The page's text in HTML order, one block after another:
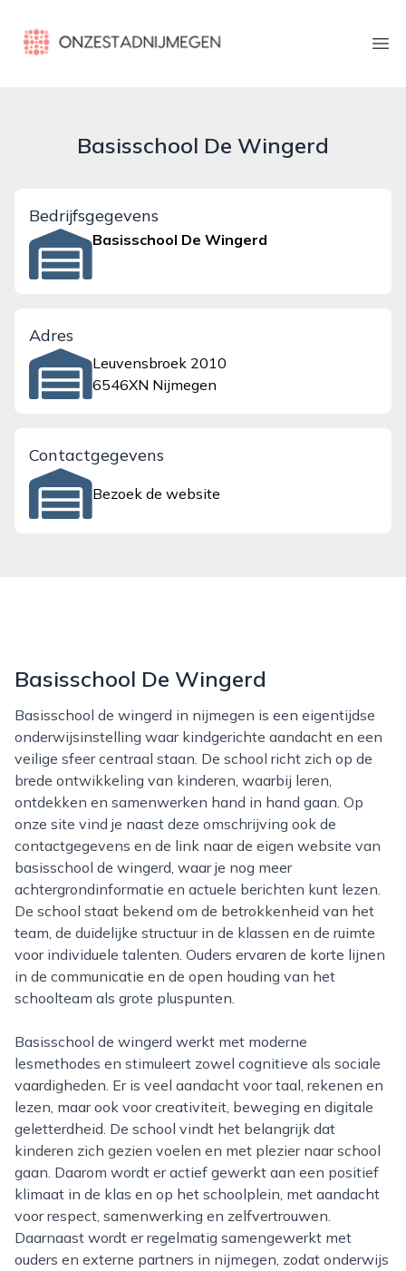
onzestadnijmegen.nl
Basisschool De Wingerd
Bedrijfsgegevens
Basisschool De Wingerd
Adres
Leuvensbroek 2010
6546XN Nijmegen
Contactgegevens
Bezoek de website
Basisschool De Wingerd
Basisschool de wingerd in nijmegen is een eigentijdse
onderwijsinstelling waar kindgerichte aandacht en een
veilige sfeer centraal staan. De school richt zich op de
brede ontwikkeling van kinderen, waarbij leren,
ontdekken en samenwerken hand in hand gaan. Op
onze site vind je naast deze omschrijving ook de
contactgegevens en de link naar de eigen website van
basisschool de wingerd, waar je nog meer
achtergrondinformatie en actuele berichten kunt lezen.
De school staat bekend om de betrokkenheid van het
team, de duidelijke structuur in de klassen en de ruimte
voor individuele talenten. Ouders ervaren de korte lijnen
in de communicatie en de open houding van het
schoolteam als grote pluspunten.
Basisschool de wingerd werkt met moderne
lesmethodes en stimuleert zowel cognitieve als sociale
vaardigheden. Er is veel aandacht voor taal, rekenen en
lezen, maar ook voor creativiteit, beweging en digitale
geletterdheid. De school vindt het belangrijk dat
kinderen zich gezien voelen en met plezier naar school
gaan. Daarom wordt er actief gewerkt aan een positief
klimaat in de klas en op het schoolplein, met aandacht
voor respect, samenwerking en zelfvertrouwen.
Daarnaast wordt er regelmatig samengewerkt met
ouders en externe partners in nijmegen, zodat onderwijs